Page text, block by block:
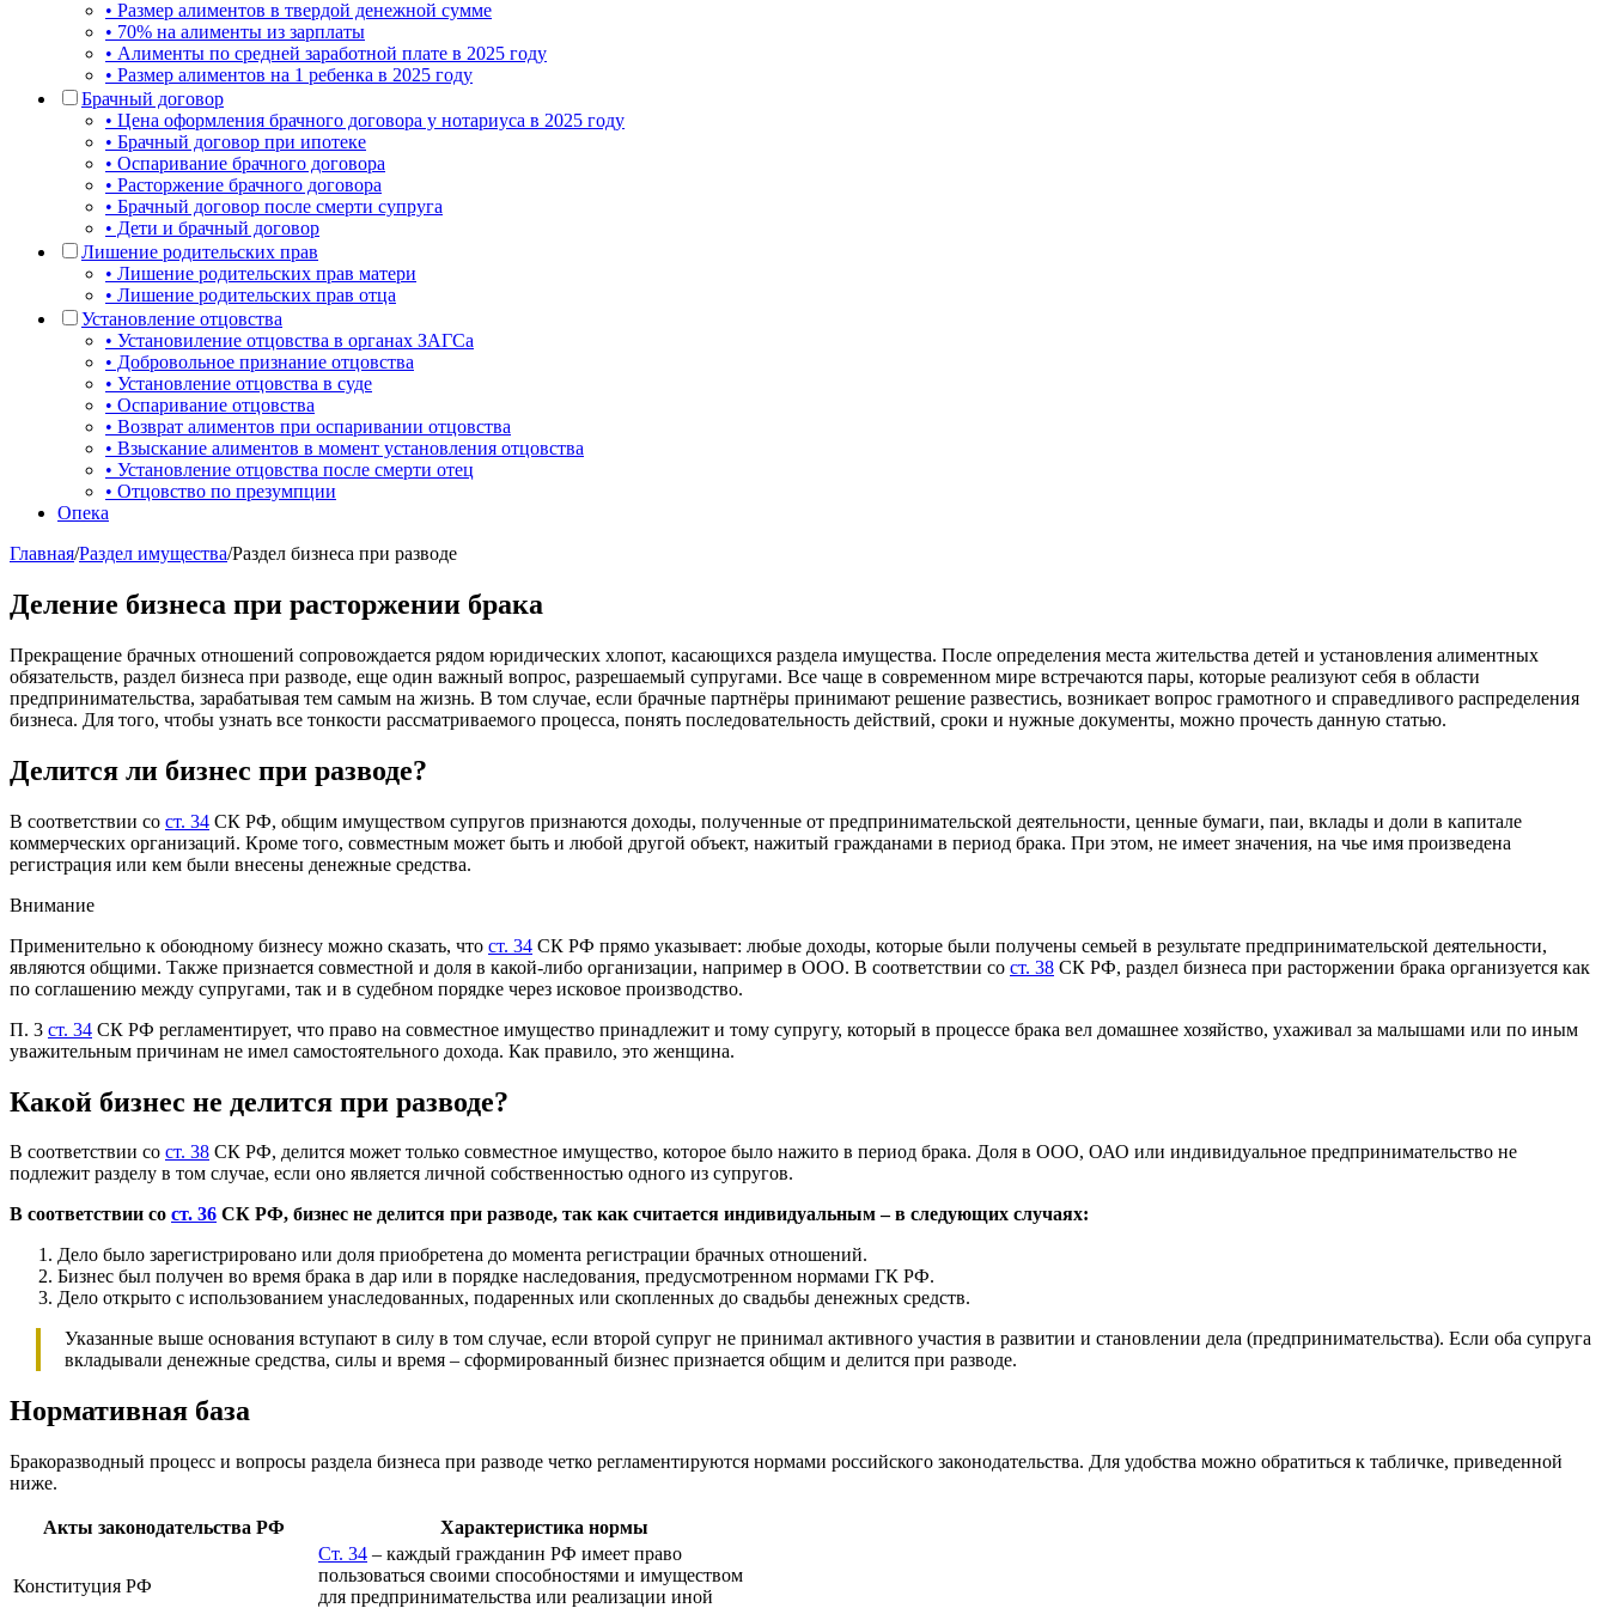
• Размер алиментов в твердой денежной сумме
• 70% на алименты из зарплаты
• Алименты по средней заработной плате в 2025 году
• Размер алиментов на 1 ребенка в 2025 году
Брачный договор
• Цена оформления брачного договора у нотариуса в 2025 году
• Брачный договор при ипотеке
• Оспаривание брачного договора
• Расторжение брачного договора
• Брачный договор после смерти супруга
• Дети и брачный договор
Лишение родительских прав
• Лишение родительских прав матери
• Лишение родительских прав отца
Установление отцовства
• Установиление отцовства в органах ЗАГСа
• Добровольное признание отцовства
• Установление отцовства в суде
• Оспаривание отцовства
• Возврат алиментов при оспаривании отцовства
• Взыскание алиментов в момент установления отцовства
• Установление отцовства после смерти отец
• Отцовство по презумпции
Опека
Главная/Раздел имущества/Раздел бизнеса при разводе
Деление бизнеса при расторжении брака
Прекращение брачных отношений сопровождается рядом юридических хлопот, касающихся раздела имущества. После определения места жительства детей и установления алиментных
обязательств, раздел бизнеса при разводе, еще один важный вопрос, разрешаемый супругами. Все чаще в современном мире встречаются пары, которые реализуют себя в области
предпринимательства, зарабатывая тем самым на жизнь. В том случае, если брачные партнёры принимают решение развестись, возникает вопрос грамотного и справедливого распределения
бизнеса. Для того, чтобы узнать все тонкости рассматриваемого процесса, понять последовательность действий, сроки и нужные документы, можно прочесть данную статью.
Делится ли бизнес при разводе?
В соответствии со ст. 34 СК РФ, общим имуществом супругов признаются доходы, полученные от предпринимательской деятельности, ценные бумаги, паи, вклады и доли в капитале
коммерческих организаций. Кроме того, совместным может быть и любой другой объект, нажитый гражданами в период брака. При этом, не имеет значения, на чье имя произведена
регистрация или кем были внесены денежные средства.
Внимание
Применительно к обоюдному бизнесу можно сказать, что ст. 34 СК РФ прямо указывает: любые доходы, которые были получены семьей в результате предпринимательской деятельности,
являются общими. Также признается совместной и доля в какой-либо организации, например в ООО. В соответствии со ст. 38 СК РФ, раздел бизнеса при расторжении брака организуется как
по соглашению между супругами, так и в судебном порядке через исковое производство.
П. 3 ст. 34 СК РФ регламентирует, что право на совместное имущество принадлежит и тому супругу, который в процессе брака вел домашнее хозяйство, ухаживал за малышами или по иным
уважительным причинам не имел самостоятельного дохода. Как правило, это женщина.
Какой бизнес не делится при разводе?
В соответствии со ст. 38 СК РФ, делится может только совместное имущество, которое было нажито в период брака. Доля в ООО, ОАО или индивидуальное предпринимательство не
подлежит разделу в том случае, если оно является личной собственностью одного из супругов.
В соответствии со ст. 36 СК РФ, бизнес не делится при разводе, так как считается индивидуальным – в следующих случаях:
Дело было зарегистрировано или доля приобретена до момента регистрации брачных отношений.
Бизнес был получен во время брака в дар или в порядке наследования, предусмотренном нормами ГК РФ.
Дело открыто с использованием унаследованных, подаренных или скопленных до свадьбы денежных средств.
Указанные выше основания вступают в силу в том случае, если второй супруг не принимал активного участия в развитии и становлении дела (предпринимательства). Если оба супруга
вкладывали денежные средства, силы и время – сформированный бизнес признается общим и делится при разводе.
Нормативная база
Бракоразводный процесс и вопросы раздела бизнеса при разводе четко регламентируются нормами российского законодательства. Для удобства можно обратиться к табличке, приведенной
ниже.
Акты законодательства РФ Характеристика нормы
Конституция РФ
Ст. 34 – каждый гражданин РФ имеет право
пользоваться своими способностями и имуществом
для предпринимательства или реализации иной